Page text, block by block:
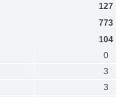
127
773
104
0
3
3